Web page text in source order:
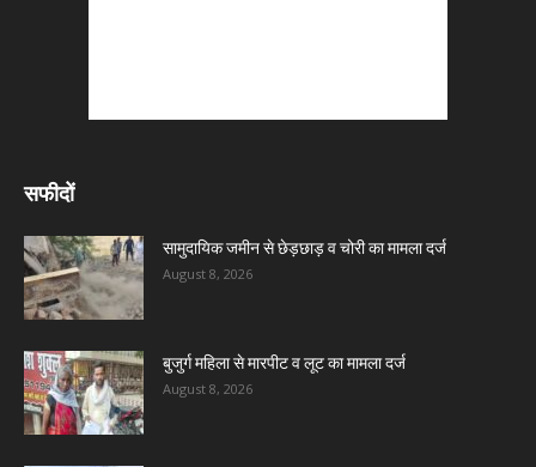
सफीदों
सामुदायिक जमीन से छेड़छाड़ व चोरी का मामला दर्ज
August 8, 2026
बुजुर्ग महिला से मारपीट व लूट का मामला दर्ज
August 8, 2026